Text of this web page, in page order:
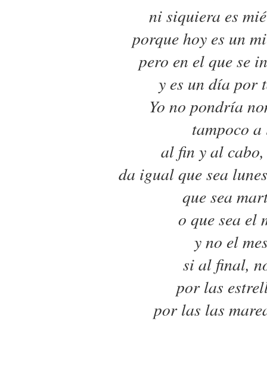
ni siquiera es
porque hoy es un
pero en el que se
y es un día por
Yo no pondría
tampoco a
al fin y al
da igual que sea
que sea
o que sea el
y no el
si al final,
por las
por las las